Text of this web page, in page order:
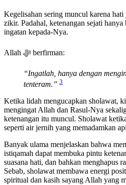
Kegelisahan sering muncul karena
zikir. Padahal, ketenangan sejati
ingatan kepada-Nya.
Allah ﷻ berfirman:
“Ingatlah, hanya dengan
tenteram.” 3
Ketika lidah mengucapkan sholawat,
mengingat Allah dan Rasul-Nya
ketenangan itu muncul. Sholawat
seperti air jernih yang memadamkan
Banyak ulama menjelaskan bahwa
istiqamah dapat membuka pintu
suasana hati, dan bahkan menghapus
Sebab, sholawat membawa energi
spiritual dan kasih sayang Allah yang